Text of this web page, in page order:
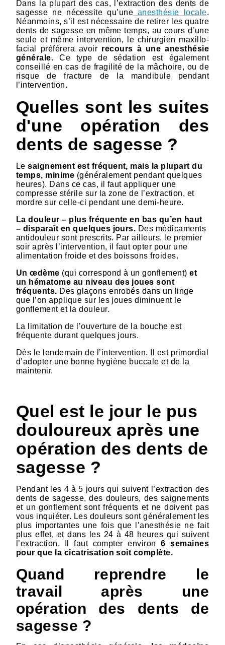
Dans la plupart des cas, l’extraction des dents de
sagesse ne nécessite qu’une anesthésie locale.
Néanmoins, s’il est nécessaire de retirer les quatre
dents de sagesse en même temps, au cours d’une
seule et même intervention, le chirurgien maxillo-
facial préférera avoir recours à une anesthésie
générale.Ce type de sédation est également
conseillé en cas de fragilité de la mâchoire, ou de
risque de fracture de la mandibule pendant
l’intervention.
Quelles sont les suites
d'une opération des
dents de sagesse ?
Le saignement est fréquent, mais la plupart du
temps, minime (généralement pendant quelques
heures). Dans ce cas, il faut appliquer une
compresse stérile sur la zone de l’extraction, et
mordre sur celle-ci pendant une demi-heure.
La douleur – plus fréquente en bas qu’en haut
– disparaît en quelques jours. Des médicaments
antidouleur sont prescrits. Par ailleurs, le premier
soir après l’intervention, il faut opter pour une
alimentation froide et des boissons froides.
Un œdème (qui correspond à un gonflement)et
un hématome au niveau des joues sont
fréquents. Des glaçons enrobés dans un linge
que l’on applique sur les joues diminuent le
gonflement et la douleur.
La limitation de l’ouverture de la bouche est
fréquente durant quelques jours.
Dès le lendemain de l’intervention. Il est primordial
d’adopter une bonne hygiène buccale et de la
maintenir.
Quel est le jour le pus
douloureux après une
opération des dents de
sagesse ?
Pendant les 4 à 5 jours qui suivent l’extraction des
dents de sagesse, des douleurs, des saignements
et un gonflement sont fréquents et ne doivent pas
vous inquiéter. Les douleurs sont généralement les
plus importantes une fois que l’anesthésie ne fait
plus effet, et dans les 24 à 48 heures qui suivent
l’extraction. Il faut compter environ6 semaines
pour que la cicatrisation soit complète.
Quand reprendre le
travail après une
opération des dents de
sagesse ?